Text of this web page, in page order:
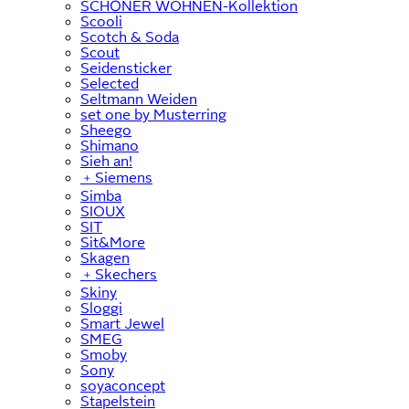
SCHÖNER WOHNEN-Kollektion
Scooli
Scotch & Soda
Scout
Seidensticker
Selected
Seltmann Weiden
set one by Musterring
Sheego
Shimano
Sieh an!
﹢ Siemens
Simba
SIOUX
SIT
Sit&More
Skagen
﹢ Skechers
Skiny
Sloggi
Smart Jewel
SMEG
Smoby
Sony
soyaconcept
Stapelstein